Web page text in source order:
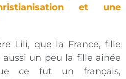
et une
Lili, que la France, fille
aussi un peu la fille aînée
ce fut un français,